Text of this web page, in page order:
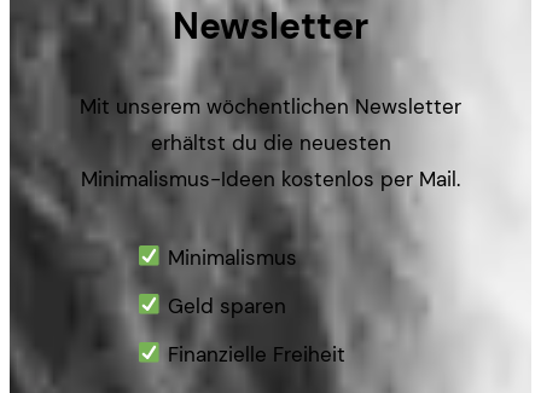
Newsletter
Mit unserem wöchentlichen Newsletter
erhältst du die neuesten
Minimalismus-Ideen kostenlos per Mail.
Minimalismus
Geld sparen
Finanzielle Freiheit